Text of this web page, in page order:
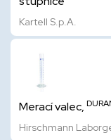
Kartell S.p.A.
Merací valec,
Hirschmann